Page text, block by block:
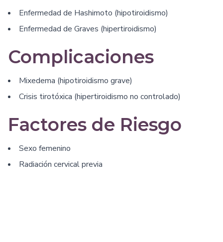
Enfermedad de Hashimoto (hipotiroidismo)
Enfermedad de Graves (hipertiroidismo)
Complicaciones
Mixedema (hipotiroidismo grave)
Crisis tirotóxica (hipertiroidismo no controlado)
Factores de Riesgo
Sexo femenino
Radiación cervical previa